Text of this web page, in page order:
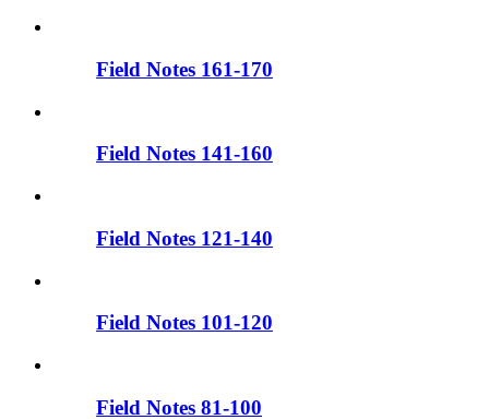
Field Notes 161-170
Field Notes 141-160
Field Notes 121-140
Field Notes 101-120
Field Notes 81-100